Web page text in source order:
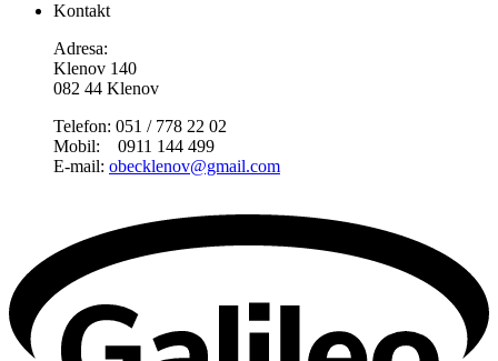
Kontakt
Adresa:
Klenov 140
082 44 Klenov
Telefon: 051 / 778 22 02
Mobil: 0911 144 499
E-mail: obecklenov@gmail.com